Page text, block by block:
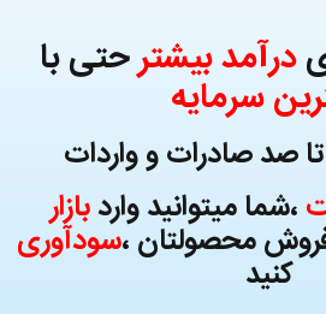
درآمد بیشترحتی با
سرمایه
صد صادرات و واردات
،شما میتوانید واردبازار
محصولتان ،سودآوری
کنید